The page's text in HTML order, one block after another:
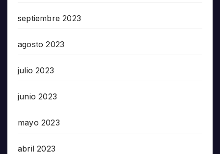
septiembre 2023
agosto 2023
julio 2023
junio 2023
mayo 2023
abril 2023